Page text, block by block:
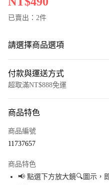
已賣出：2件
請選擇商品選項
付款與運送方式
超取滿NT$888免運
信用卡一次付款
Apple Pay
商品特色
商品編號
11737657
商品特色
📢 點選下方放大鏡🔍圖示，